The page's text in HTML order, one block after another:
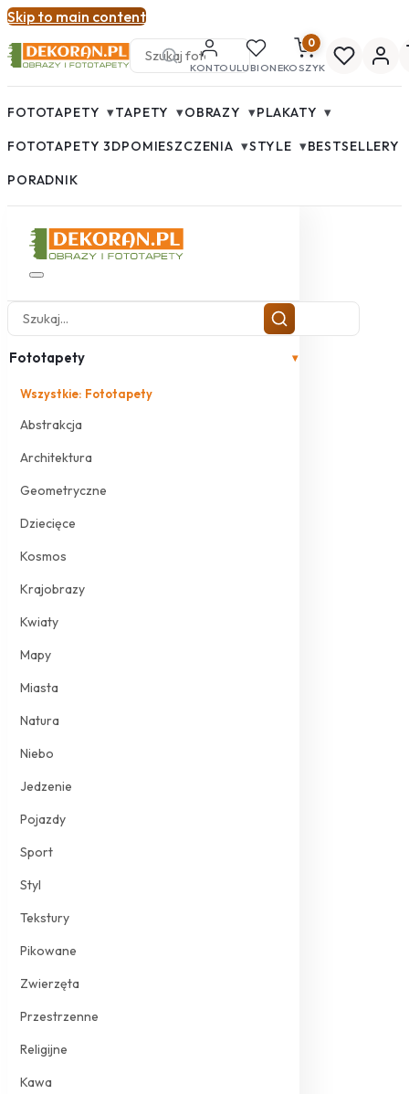
Skip to main content
KONTOULUBIONE
0
KOSZYK
FOTOTAPETY ▾TAPETY ▾OBRAZY ▾PLAKATY ▾
FOTOTAPETY 3DPOMIESZCZENIA ▾STYLE ▾BESTSELLERY
PORADNIK
Fototapety ▾
Wszystkie: Fototapety
Abstrakcja
Architektura
Geometryczne
Dziecięce
Kosmos
Krajobrazy
Kwiaty
Mapy
Miasta
Natura
Niebo
Jedzenie
Pojazdy
Sport
Styl
Tekstury
Pikowane
Zwierzęta
Przestrzenne
Religijne
Kawa